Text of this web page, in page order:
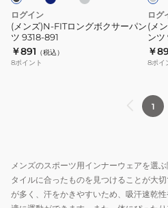
サ
ー
パ
ン
ログイン
(メンズ)N-FITロングボクサーパン
ツ 9318-891
￥891 （税込）
8ポイント
ク
サ
ー
パ
9317-
ログ
(メ
ンツ
￥
8ポイ
1
メンズのスポーツ用インナーウェアを選
タイルに合ったものを見つけることが大
が多く、汗をかきやすいため、吸汗速乾